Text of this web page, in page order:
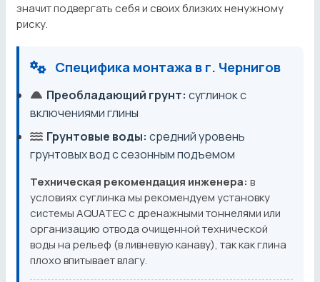
значит подвергать себя и своих близких ненужному
риску.
Специфика монтажа в г. Чернигов
Преобладающий грунт: суглинок с
включениями глины
Грунтовые воды: средний уровень
грунтовых вод с сезонным подъемом
Техническая рекомендация инженера: в
условиях суглинка мы рекомендуем установку
системы AQUATEC с дренажными тоннелями или
организацию отвода очищенной технической
воды на рельеф (в ливневую канаву), так как глина
плохо впитывает влагу.